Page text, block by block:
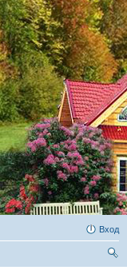
Вход